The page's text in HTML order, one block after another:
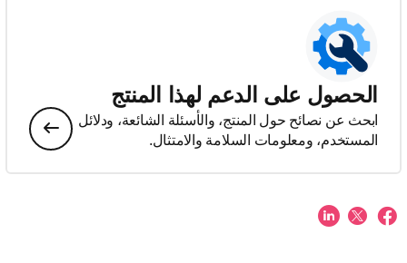
الحصول على الدعم لهذا المنتج
ابحث عن نصائح حول المنتج، والأسئلة الشائعة، ودلائل
المستخدم، ومعلومات السلامة والامتثال.